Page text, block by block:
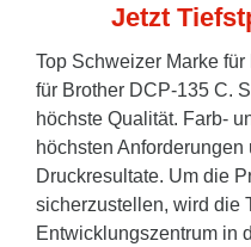
Jetzt
Top Schweizer Marke
für Brother DCP-135 C.
höchste Qualität. Farb-
höchsten
Druckresultate. Um die
sicherzustellen, wird die
Entwicklungszentrum in